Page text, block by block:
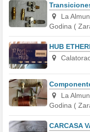
La
Godina (
HUB
La
Godina (
CARCASA